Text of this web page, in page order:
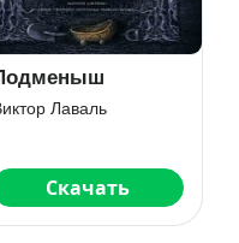
Мисс Страна.
Чудовище и
красавица
Скачать